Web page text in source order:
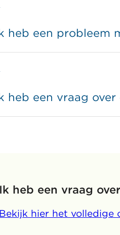
heb een probleem
heb een vraag
Ik heb een vraag
Bekijk hier het volledige